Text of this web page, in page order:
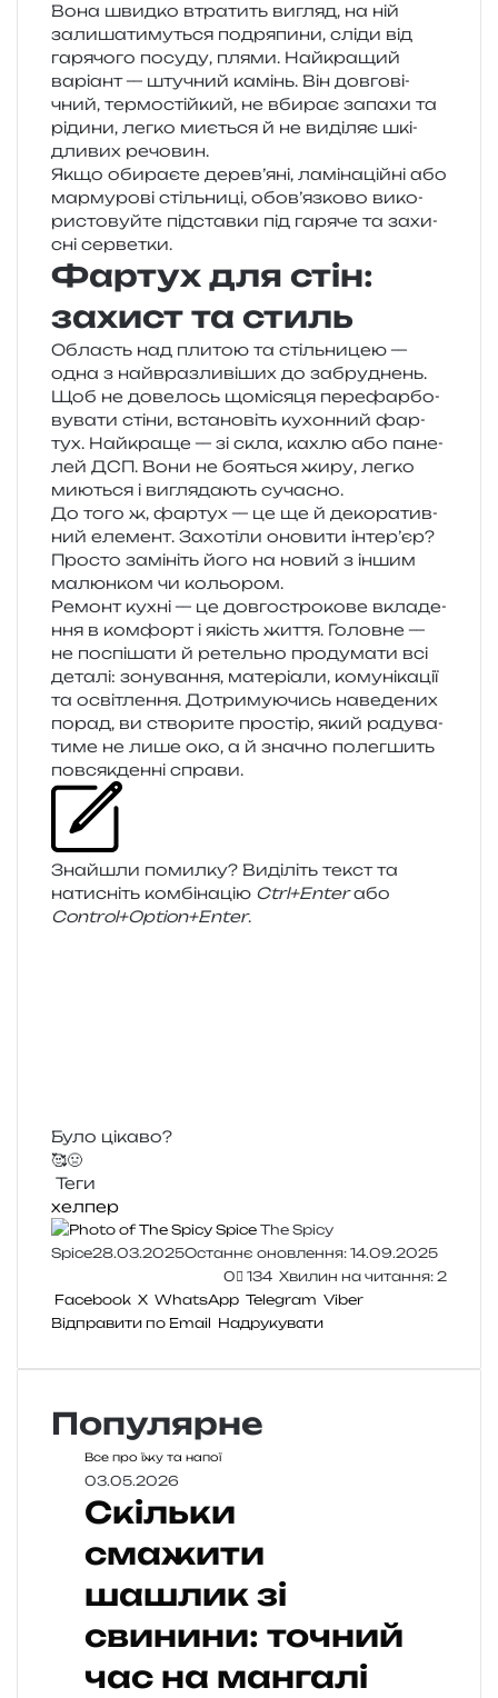
Вона швид­ко втра­тить вигляд, на ній
зали­ша­ти­му­ться подря­пи­ни, сліди від
гаря­чо­го посу­ду, плями. Найкращий
варі­ант — шту­чний камінь. Він дов­го­ві­
чний, тер­мо­стій­кий, не вби­рає запа­хи та
ріди­ни, легко миє­ться й не виді­ляє шкі­
дли­вих речовин.
Якщо оби­ра­є­те дерев’яні, ламі­на­цій­ні або
мар­му­ро­ві стіль­ни­ці, обов’язково вико­
ри­сто­вуй­те під­став­ки під гаря­че та захи­
сні серветки.
Фартух для стін:
захист та стиль
Область над пли­тою та стіль­ни­цею —
одна з най­вра­зли­ві­ших до забру­днень.
Щоб не дове­лось щомі­ся­ця пере­фар­бо­
ву­ва­ти стіни, вста­но­віть кухон­ний фар­
тух. Найкраще — зі скла, кахлю або пане­
лей ДСП. Вони не боя­ться жиру, легко
мию­ться і вигля­да­ють сучасно.
До того ж, фар­тух — це ще й деко­ра­тив­
ний еле­мент. Захотіли оно­ви­ти інте­р’єр?
Просто замі­ніть його на новий з іншим
малюн­ком чи кольором.
Ремонт кухні — це дов­го­стро­ко­ве вкла­де­
н­ня в ком­форт і якість життя. Головне —
не поспі­ша­ти й ретель­но про­ду­ма­ти всі
дета­лі: зону­ва­н­ня, мате­рі­а­ли, кому­ні­ка­ції
та осві­тле­н­ня. Дотримуючись наве­де­них
порад, ви ство­ри­те про­стір, який раду­ва­
ти­ме не лише око, а й зна­чно полег­шить
пов­сяк­ден­ні справи.
Знайшли помил­ку? Виділіть текст та
нати­сніть ком­бі­на­цію Ctrl+Enterабо
Control+Option+Enter.
Було цікаво?
🥰🤢
Теги
хелпер
The Spicy
Spice28.03.2025Останнє оновлення: 14.09.2025
0
134 Хвилин на читання: 2
Facebook X WhatsApp Telegram Viber
Відправити по Email Надрукувати
Популярне
Все про їжу та напої
03.05.2026
Скільки
смажити
шашлик зі
свинини: точний
час на мангалі